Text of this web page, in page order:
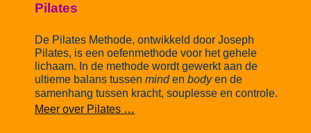
Pilates
De Pilates Methode, ontwikkeld door Joseph
Pilates, is een oefenmethode voor het gehele
lichaam. In de methode wordt gewerkt aan de
ultieme balans tussen minden bodyen de
samenhang tussen kracht, souplesse en controle.
Meer over Pilates …